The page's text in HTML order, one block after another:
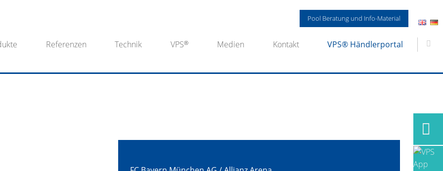
Pool Beratung und Info-Material
Referenzen Technik VPS Medien Kontakt VPS® Händlerportal